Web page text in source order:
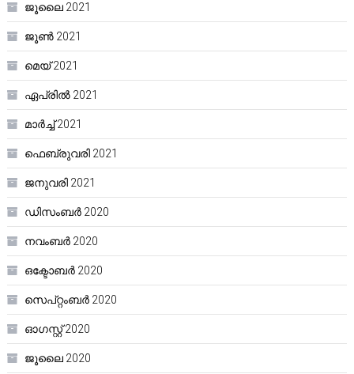
ജൂലൈ 2021
ജൂൺ 2021
മെയ്‌ 2021
ഏപ്രിൽ 2021
മാർച്ച്‌ 2021
ഫെബ്രുവരി 2021
ജനുവരി 2021
ഡിസംബർ 2020
നവംബർ 2020
ഒക്ടോബർ 2020
സെപ്റ്റംബർ 2020
ഓഗസ്റ്റ്‌ 2020
ജൂലൈ 2020